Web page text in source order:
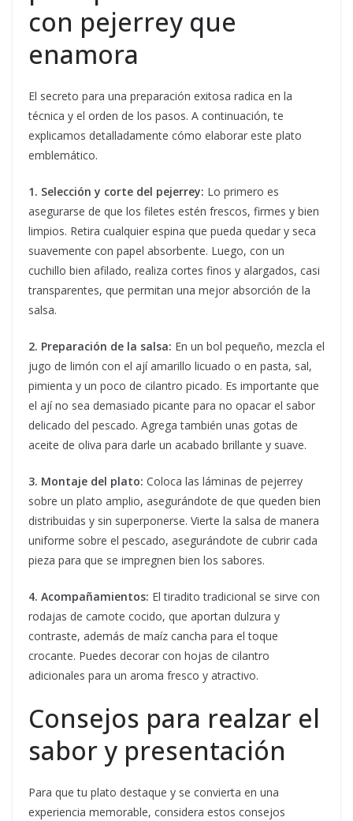
con pejerrey que
enamora
El secreto para una preparación exitosa radica en la
técnica y el orden de los pasos. A continuación, te
explicamos detalladamente cómo elaborar este plato
emblemático.
1. Selección y corte del pejerrey: Lo primero es
asegurarse de que los filetes estén frescos, firmes y bien
limpios. Retira cualquier espina que pueda quedar y seca
suavemente con papel absorbente. Luego, con un
cuchillo bien afilado, realiza cortes finos y alargados, casi
transparentes, que permitan una mejor absorción de la
salsa.
2. Preparación de la salsa: En un bol pequeño, mezcla el
jugo de limón con el ají amarillo licuado o en pasta, sal,
pimienta y un poco de cilantro picado. Es importante que
el ají no sea demasiado picante para no opacar el sabor
delicado del pescado. Agrega también unas gotas de
aceite de oliva para darle un acabado brillante y suave.
3. Montaje del plato: Coloca las láminas de pejerrey
sobre un plato amplio, asegurándote de que queden bien
distribuidas y sin superponerse. Vierte la salsa de manera
uniforme sobre el pescado, asegurándote de cubrir cada
pieza para que se impregnen bien los sabores.
4. Acompañamientos: El tiradito tradicional se sirve con
rodajas de camote cocido, que aportan dulzura y
contraste, además de maíz cancha para el toque
crocante. Puedes decorar con hojas de cilantro
adicionales para un aroma fresco y atractivo.
Consejos para realzar el
sabor y presentación
Para que tu plato destaque y se convierta en una
experiencia memorable, considera estos consejos